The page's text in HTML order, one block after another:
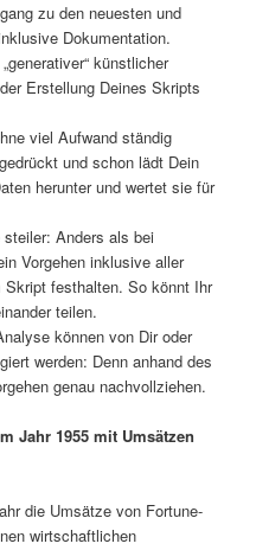
zu den neuesten und
Dokumentation.
künstlicher
Erstellung Deines Skripts
viel Aufwand ständig
und schon lädt Dein
herunter und wertet sie für
Anders als bei
Vorgehen inklusive aller
Skript festhalten. So könnt Ihr
teilen.
können von Dir oder
werden: Denn anhand des
genau nachvollziehen.
Jahr 1955 mit Umsätzen
die Umsätze von Fortune-
wirtschaftlichen